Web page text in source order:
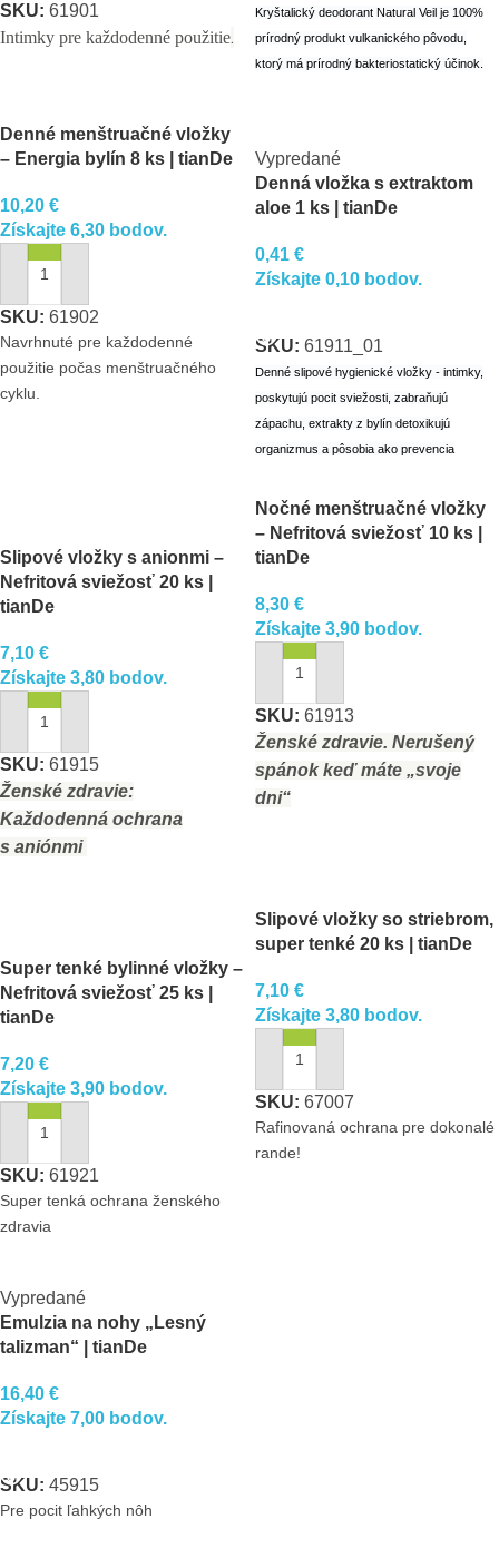
SKU: 61901
Intimky pre každodenné použitie.
Kryštalický deodorant Natural Veil je 100%
prírodný produkt vulkanického pôvodu,
ktorý má prírodný bakteriostatický účinok.
Denné menštruačné vložky
– Energia bylín 8 ks | tianDe
10,20 €
Získajte 6,30 bodov.
PRIDAŤ DO KOŠÍKA
SKU: 61902
Navrhnuté pre každodenné
použitie počas menštruačného
cyklu.
Vypredané
Denná vložka s extraktom
aloe 1 ks | tianDe
0,41 €
Získajte 0,10 bodov.
SKU: 61911_01
Denné slipové hygienické vložky - intimky,
poskytujú pocit sviežosti, zabraňujú
zápachu, extrakty z bylín detoxikujú
organizmus a pôsobia ako prevencia
Slipové vložky s anionmi –
Nefritová sviežosť 20 ks |
tianDe
7,10 €
Získajte 3,80 bodov.
PRIDAŤ DO KOŠÍKA
SKU: 61915
Ženské zdravie:
Každodenná ochrana
s aniónmi
Nočné menštruačné vložky
– Nefritová sviežosť 10 ks |
tianDe
8,30 €
Získajte 3,90 bodov.
PRIDAŤ DO KOŠÍKA
SKU: 61913
Ženské zdravie. Nerušený
spánok keď máte „svoje
dni“
Super tenké bylinné vložky –
Nefritová sviežosť 25 ks |
tianDe
7,20 €
Získajte 3,90 bodov.
PRIDAŤ DO KOŠÍKA
SKU: 61921
Super tenká ochrana ženského
zdravia
Slipové vložky so striebrom,
super tenké 20 ks | tianDe
7,10 €
Získajte 3,80 bodov.
PRIDAŤ DO KOŠÍKA
SKU: 67007
Rafinovaná ochrana pre dokonalé
rande!
Vypredané
Emulzia na nohy „Lesný
talizman“ | tianDe
16,40 €
Získajte 7,00 bodov.
SKU: 45915
Pre pocit ľahkých nôh